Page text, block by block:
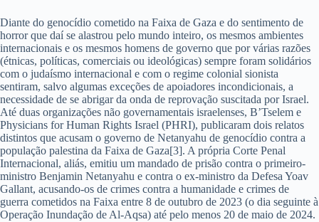
Diante do genocídio cometido na Faixa de Gaza e do sentimento de
horror que daí se alastrou pelo mundo inteiro, os mesmos ambientes
internacionais e os mesmos homens de governo que por várias razões
(étnicas, políticas, comerciais ou ideológicas) sempre foram solidários
com o judaísmo internacional e com o regime colonial sionista
sentiram, salvo algumas exceções de apoiadores incondicionais, a
necessidade de se abrigar da onda de reprovação suscitada por Israel.
Até duas organizações não governamentais israelenses, B’Tselem e
Physicians for Human Rights Israel (PHRI), publicaram dois relatos
distintos que acusam o governo de Netanyahu de genocídio contra a
população palestina da Faixa de Gaza[3]. A própria Corte Penal
Internacional, aliás, emitiu um mandado de prisão contra o primeiro-
ministro Benjamin Netanyahu e contra o ex-ministro da Defesa Yoav
Gallant, acusando-os de crimes contra a humanidade e crimes de
guerra cometidos na Faixa entre 8 de outubro de 2023 (o dia seguinte à
Operação Inundação de Al-Aqsa) até pelo menos 20 de maio de 2024.